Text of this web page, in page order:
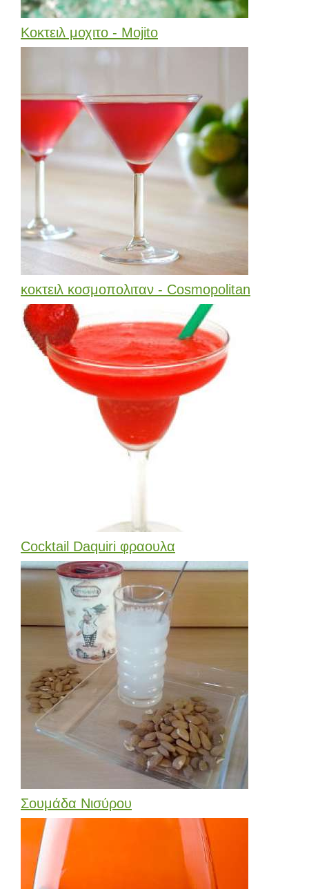
Κοκτειλ μοχιτο - Mojito
κοκτειλ κοσμοπολιταν - Cosmopolitan
Cocktail Daquiri φραουλα
Σουμάδα Νισύρου